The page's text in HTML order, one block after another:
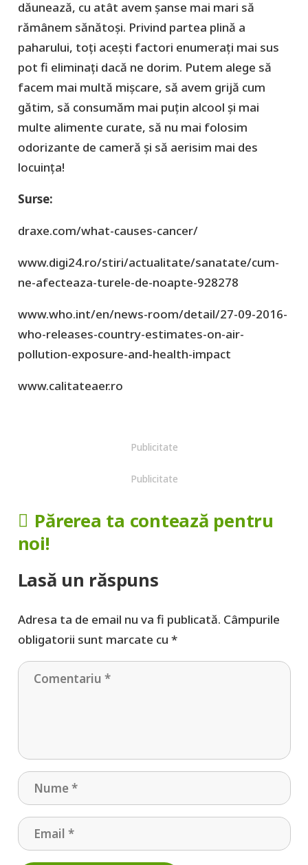
dăunează, cu atât avem șanse mai mari să
rămânem sănătoși. Privind partea plină a
paharului, toți acești factori enumerați mai sus
pot fi eliminați dacă ne dorim. Putem alege să
facem mai multă mișcare, să avem grijă cum
gătim, să consumăm mai puțin alcool și mai
multe alimente curate, să nu mai folosim
odorizante de cameră și să aerisim mai des
locuința!
Surse:
draxe.com/what-causes-cancer/
www.digi24.ro/stiri/actualitate/sanatate/cum-
ne-afecteaza-turele-de-noapte-928278
www.who.int/en/news-room/detail/27-09-2016-
who-releases-country-estimates-on-air-
pollution-exposure-and-health-impact
www.calitateaer.ro
Publicitate
Publicitate
Părerea ta contează pentru
noi!
Lasă un răspuns
Adresa ta de email nu va fi publicată. Câmpurile
obligatorii sunt marcate cu *